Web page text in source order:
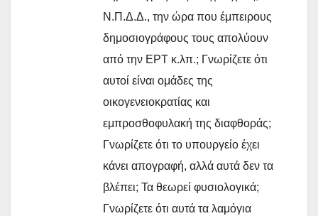
Ν.Π.Δ.Δ., την ώρα που έμπειρους
δημοσιογράφους τους απολύουν
από την ΕΡΤ κ.λπ.; Γνωρίζετε ότι
αυτοί είναι ομάδες της
οικογενειοκρατίας και
εμπροσθοφυλακή της διαφθοράς;
Γνωρίζετε ότι το υπουργείο έχει
κάνει απογραφή, αλλά αυτά δεν τα
βλέπει; Τα θεωρεί φυσιολογικά;
Γνωρίζετε ότι αυτά τα λαμόγια